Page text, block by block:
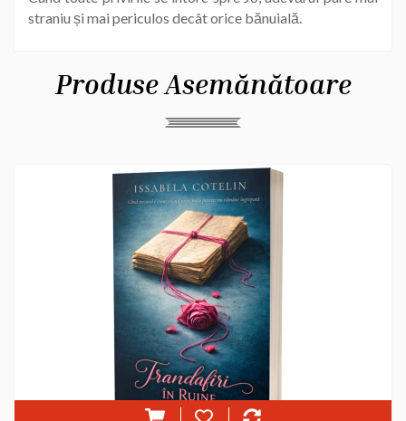
straniu și mai periculos decât orice bănuială.
Produse Asemănătoare